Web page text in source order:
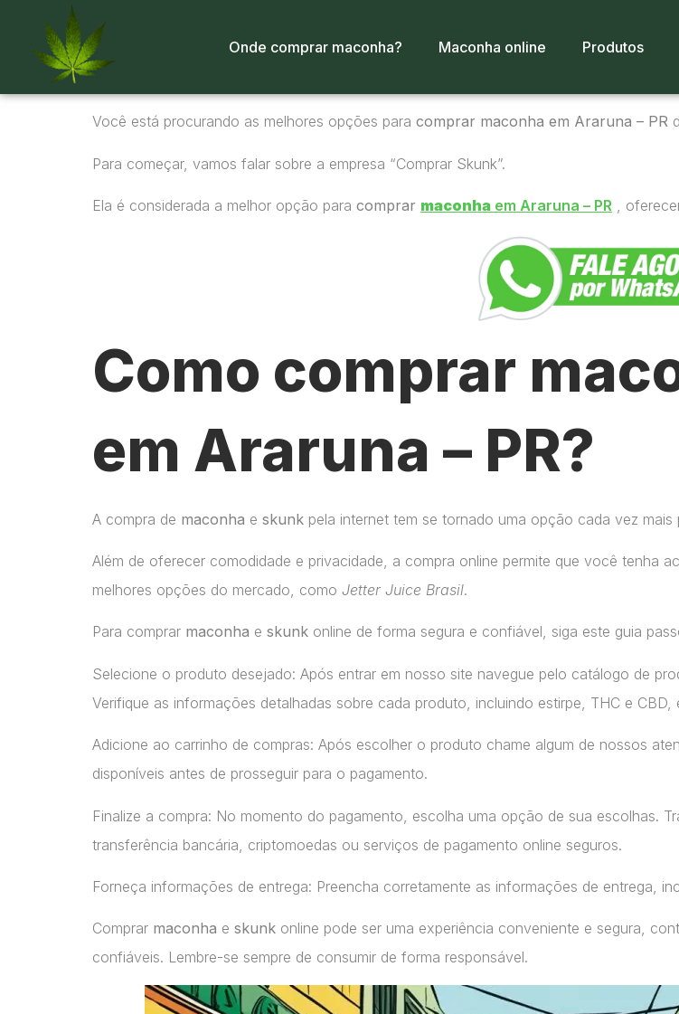
Onde comprar maconha? Maconha online Produtos
Você está procurando as melhores opções para comprar maconha em Araruna – PR
Para começar, vamos falar sobre a empresa “Comprar Skunk”.
Ela é considerada a melhor opção para comprar maconha em Araruna – PR ,
Como comprar
em Araruna – PR?
A compra de maconha e skunk pela internet tem se tornado uma opção cada vez
Além de oferecer comodidade e privacidade, a compra online permite que você tenha
melhores opções do mercado, como Jetter Juice Brasil.
Para comprar maconha e skunk online de forma segura e confiável, siga este guia
Selecione o produto desejado: Após entrar em nosso site navegue pelo catálogo de
Verifique as informações detalhadas sobre cada produto, incluindo estirpe, THC e
Adicione ao carrinho de compras: Após escolher o produto chame algum de nossos
disponíveis antes de prosseguir para o pagamento.
Finalize a compra: No momento do pagamento, escolha uma opção de sua escolhas.
transferência bancária, criptomoedas ou serviços de pagamento online seguros.
Forneça informações de entrega: Preencha corretamente as informações de entrega,
Comprar maconha e skunk online pode ser uma experiência conveniente e segura,
confiáveis. Lembre-se sempre de consumir de forma responsável.